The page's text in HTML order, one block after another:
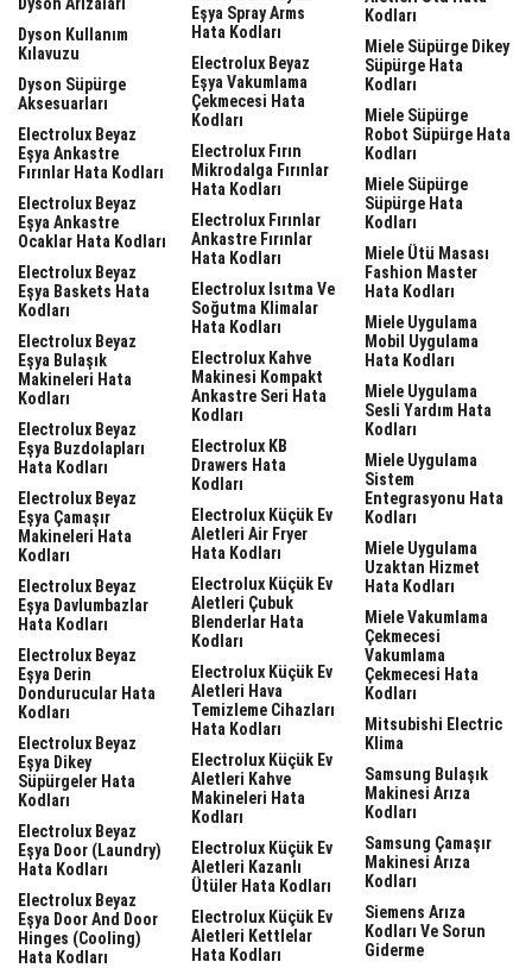
Dyson Kullanım
Kılavuzu
Dyson Süpürge
Aksesuarları
Electrolux Beyaz
Eşya Ankastre
Fırınlar Hata Kodları
Electrolux Beyaz
Eşya Ankastre
Ocaklar Hata Kodları
Electrolux Beyaz
Eşya Baskets Hata
Kodları
Electrolux Beyaz
Eşya Bulaşık
Makineleri Hata
Kodları
Electrolux Beyaz
Eşya Buzdolapları
Hata Kodları
Electrolux Beyaz
Eşya Çamaşır
Makineleri Hata
Kodları
Electrolux Beyaz
Eşya Davlumbazlar
Hata Kodları
Electrolux Beyaz
Eşya Derin
Dondurucular Hata
Kodları
Electrolux Beyaz
Eşya Dikey
Süpürgeler Hata
Kodları
Electrolux Beyaz
Eşya Door (laundry)
Hata Kodları
Electrolux Beyaz
Eşya Door And Door
Hinges (cooling)
Hata Kodları
Eşya Spray Arms
Hata Kodları
Electrolux Beyaz
Eşya Vakumlama
Çekmecesi Hata
Kodları
Electrolux Fırın
Mikrodalga Fırınlar
Hata Kodları
Electrolux Fırınlar
Ankastre Fırınlar
Hata Kodları
Electrolux Isıtma Ve
Soğutma Klimalar
Hata Kodları
Electrolux Kahve
Makinesi Kompakt
Ankastre Seri Hata
Kodları
Electrolux KB
Drawers Hata
Kodları
Electrolux Küçük Ev
Aletleri Air Fryer
Hata Kodları
Electrolux Küçük Ev
Aletleri Çubuk
Blenderlar Hata
Kodları
Electrolux Küçük Ev
Aletleri Hava
Temizleme Cihazları
Hata Kodları
Electrolux Küçük Ev
Aletleri Kahve
Makineleri Hata
Kodları
Electrolux Küçük Ev
Aletleri Kazanlı
Ütüler Hata Kodları
Electrolux Küçük Ev
Aletleri Kettlelar
Hata Kodları
Kodları
Miele Süpürge Dikey
Süpürge Hata
Kodları
Miele Süpürge
Robot Süpürge Hata
Kodları
Miele Süpürge
Süpürge Hata
Kodları
Miele Ütü Masası
Fashion Master
Hata Kodları
Miele Uygulama
Mobil Uygulama
Hata Kodları
Miele Uygulama
Sesli Yardım Hata
Kodları
Miele Uygulama
Sistem
Entegrasyonu Hata
Kodları
Miele Uygulama
Uzaktan Hizmet
Hata Kodları
Miele Vakumlama
Çekmecesi
Vakumlama
Çekmecesi Hata
Kodları
Mitsubishi Electric
Klima
Samsung Bulaşık
Makinesi Arıza
Kodları
Samsung Çamaşır
Makinesi Arıza
Kodları
Siemens Arıza
Kodları Ve Sorun
Giderme